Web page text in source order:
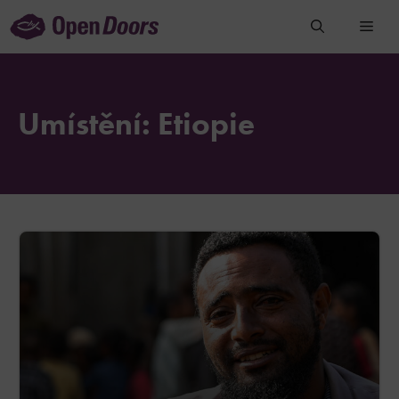
Přeskočit
na
Umístění: Etiopie